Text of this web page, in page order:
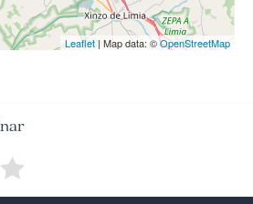
Leaflet | Map data: ©OpenStreetMap